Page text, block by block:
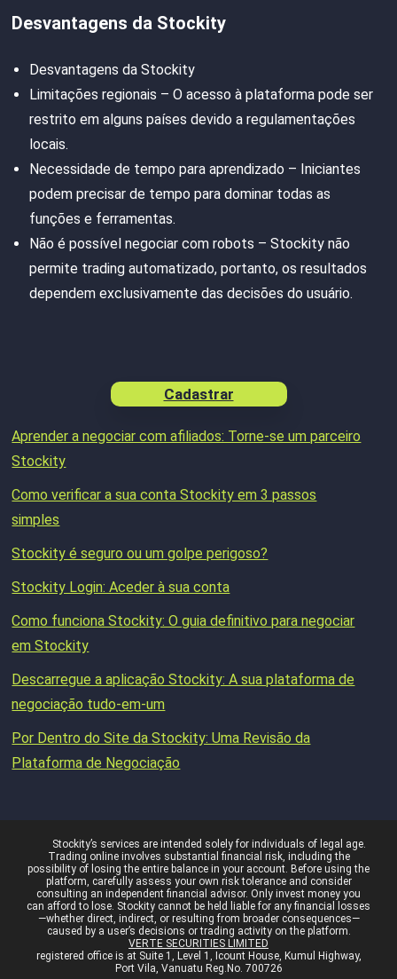
Desvantagens da Stockity
Desvantagens da Stockity
Limitações regionais – O acesso à plataforma pode ser
restrito em alguns países devido a regulamentações
locais.
Necessidade de tempo para aprendizado – Iniciantes
podem precisar de tempo para dominar todas as
funções e ferramentas.
Não é possível negociar com robots – Stockity não
permite trading automatizado, portanto, os resultados
dependem exclusivamente das decisões do usuário.
Cadastrar
Aprender a negociar com afiliados: Torne-se um parceiro
Stockity
Como verificar a sua conta Stockity em 3 passos
simples
Stockity é seguro ou um golpe perigoso?
Stockity Login: Aceder à sua conta
Como funciona Stockity: O guia definitivo para negociar
em Stockity
Descarregue a aplicação Stockity: A sua plataforma de
negociação tudo-em-um
Por Dentro do Site da Stockity: Uma Revisão da
Plataforma de Negociação
Stockity’s services are intended solely for individuals of legal age.
Trading online involves substantial financial risk, including the
possibility of losing the entire balance in your account. Before using the
platform, carefully assess your own risk tolerance and consider
consulting an independent financial advisor. Only invest money you
can afford to lose. Stockity cannot be held liable for any financial losses
—whether direct, indirect, or resulting from broader consequences—
caused by a user’s decisions or trading activity on the platform.
VERTE SECURITIES LIMITED
registered office is at Suite 1, Level 1, Icount House, Kumul Highway,
Port Vila, Vanuatu Reg.No. 700726